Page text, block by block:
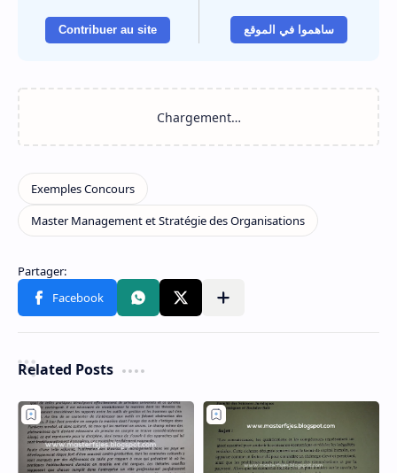
Contribuer au site ساهموا في الموقع
Related Posts